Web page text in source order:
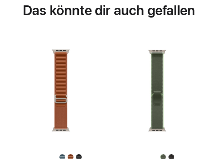
Das könnte dir auch gefallen